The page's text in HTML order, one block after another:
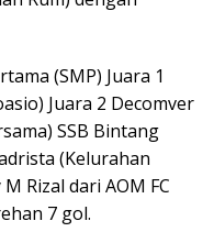
(SMP) Juara 1
Juara 2 Decomver
SSB Bintang
(Kelurahan
Rizal dari AOM FC
7 gol.